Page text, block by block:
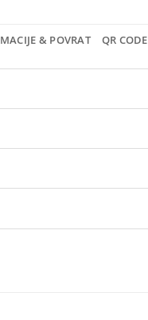
& POVRAT QR CODE